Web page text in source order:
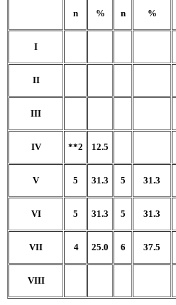
n % n %
I
II
III
IV **2 12.5
V 5 31.3 5 31.3
VI 5 31.3 5 31.3
VII 4 25.0 6 37.5
VIII